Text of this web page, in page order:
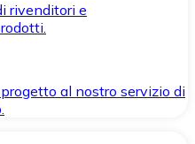
rivenditori e
al nostro servizio di